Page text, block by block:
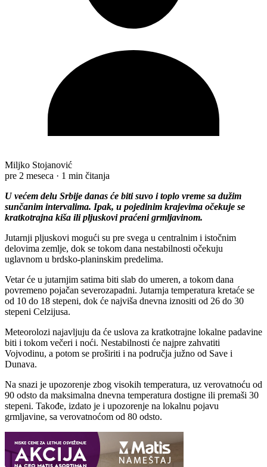
Miljko Stojanović
pre 2 meseca · 1 min čitanja
U većem delu Srbije danas će biti suvo i toplo vreme sa dužim
sunčanim intervalima. Ipak, u pojedinim krajevima očekuje se
kratkotrajna kiša ili pljuskovi praćeni grmljavinom.
Jutarnji pljuskovi mogući su pre svega u centralnim i istočnim
delovima zemlje, dok se tokom dana nestabilnosti očekuju
uglavnom u brdsko-planinskim predelima.
Vetar će u jutarnjim satima biti slab do umeren, a tokom dana
povremeno pojačan severozapadni. Jutarnja temperatura kretaće se
od 10 do 18 stepeni, dok će najviša dnevna iznositi od 26 do 30
stepeni Celzijusa.
Meteorolozi najavljuju da će uslova za kratkotrajne lokalne padavine
biti i tokom večeri i noći. Nestabilnosti će najpre zahvatiti
Vojvodinu, a potom se proširiti i na područja južno od Save i
Dunava.
Na snazi je upozorenje zbog visokih temperatura, uz verovatnoću od
90 odsto da maksimalna dnevna temperatura dostigne ili premaši 30
stepeni. Takođe, izdato je i upozorenje na lokalnu pojavu
grmljavine, sa verovatnoćom od 80 odsto.